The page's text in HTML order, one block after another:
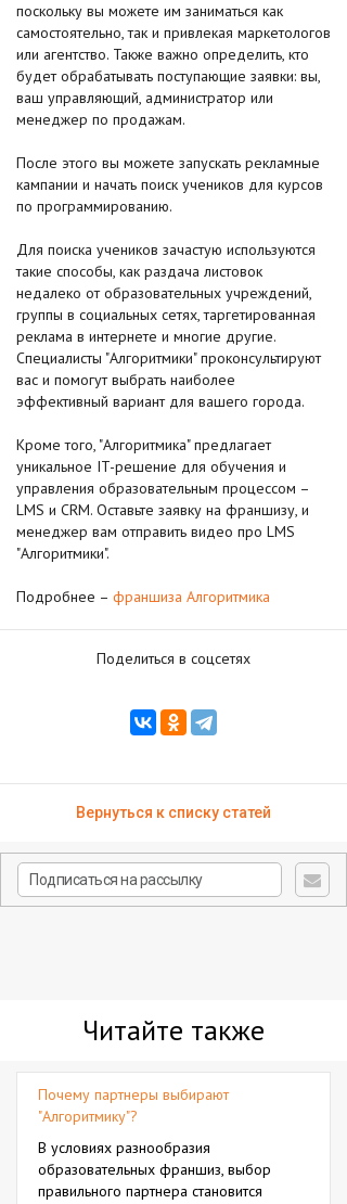
поскольку вы можете им заниматься как
самостоятельно, так и привлекая маркетологов
или агентство. Также важно определить, кто
будет обрабатывать поступающие заявки: вы,
ваш управляющий, администратор или
менеджер по продажам.
После этого вы можете запускать рекламные
кампании и начать поиск учеников для курсов
по программированию.
Для поиска учеников зачастую используются
такие способы, как раздача листовок
недалеко от образовательных учреждений,
группы в социальных сетях, таргетированная
реклама в интернете и многие другие.
Специалисты "Алгоритмики" проконсультируют
вас и помогут выбрать наиболее
эффективный вариант для вашего города.
Кроме того, "Алгоритмика" предлагает
уникальное IT-решение для обучения и
управления образовательным процессом –
LMS и CRM. Оставьте заявку на франшизу, и
менеджер вам отправить видео про LMS
"Алгоритмики".
Подробнее – франшиза Алгоритмика
Поделиться в соцсетях
Вернуться к списку статей
Читайте также
Почему партнеры выбирают
"Алгоритмику"?
В условиях разнообразия
образовательных франшиз, выбор
правильного партнера становится